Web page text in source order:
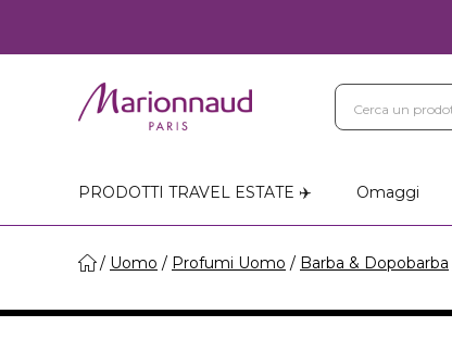
PRODOTTI TRAVEL ESTATE ✈️ Omaggi
Uomo Profumi Uomo Barba & Dopobarba